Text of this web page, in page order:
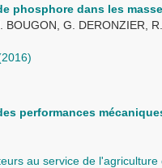
phosphore dans les
BOUGON, G. DERONZIER,
performances
au service de l'agriculture